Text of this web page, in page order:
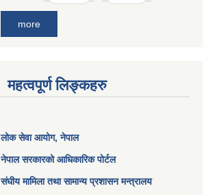
more
महत्वपूर्ण लिङ्कहरु
लोक सेवा आयोग, नेपाल
नेपाल सरकारको आधिकारिक पोर्टल
संघीय मामिला तथा सामान्य प्रशासन मन्त्रालय